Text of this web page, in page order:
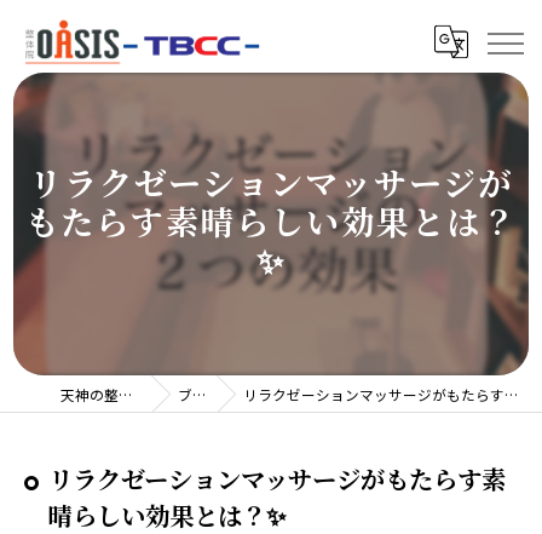
リラクゼーションマッサージが
もたらす素晴らしい効果とは？
✨
天神の整体院TBCC ブログ リラクゼーションマッサージがもたらす素晴らしい効果とは？✨
リラクゼーションマッサージがもたらす素
晴らしい効果とは？✨